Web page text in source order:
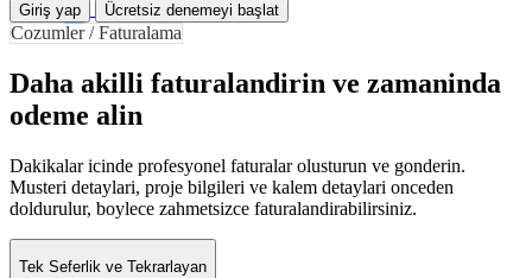
Giriş yap Ücretsiz denemeyi başlat
Cozumler / Faturalama
Daha akilli faturalandirin ve zamaninda
odeme alin
Dakikalar icinde profesyonel faturalar olusturun ve gonderin.
Musteri detaylari, proje bilgileri ve kalem detaylari onceden
doldurulur, boylece zahmetsizce faturalandirabilirsiniz.
Tek Seferlik ve Tekrarlayan